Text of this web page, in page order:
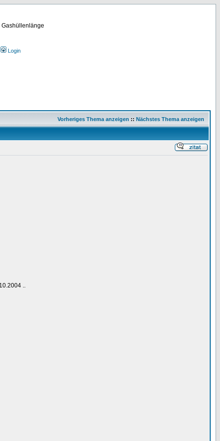
Gashüllenlänge
Login
Vorheriges Thema anzeigen :: Nächstes Thema anzeigen
..